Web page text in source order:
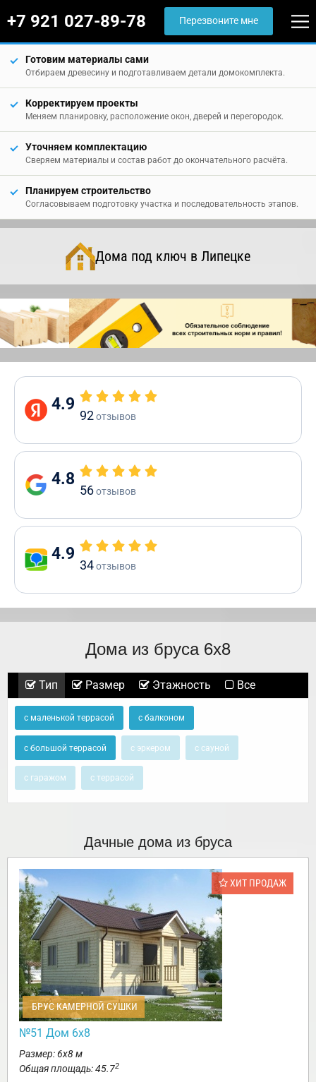
+7 921 027-89-78 Перезвоните мне
Готовим материалы сами
Отбираем древесину и подготавливаем детали домокомплекта.
Корректируем проекты
Меняем планировку, расположение окон, дверей и перегородок.
Уточняем комплектацию
Сверяем материалы и состав работ до окончательного расчёта.
Планируем строительство
Согласовываем подготовку участка и последовательность этапов.
Дома под ключ в Липецке
4.9
92отзывов
4.8
56отзывов
4.9
34отзывов
Дома из бруса 6х8
Тип Размер Этажность Все
с маленькой террасой с балконом
с большой террасой с эркером с сауной
с гаражом с террасой
Дачные дома из бруса
ХИТ ПРОДАЖ
БРУС КАМЕРНОЙ СУШКИ
№51 Дом 6х8
Размер: 6х8 м
Общая площадь: 45.72